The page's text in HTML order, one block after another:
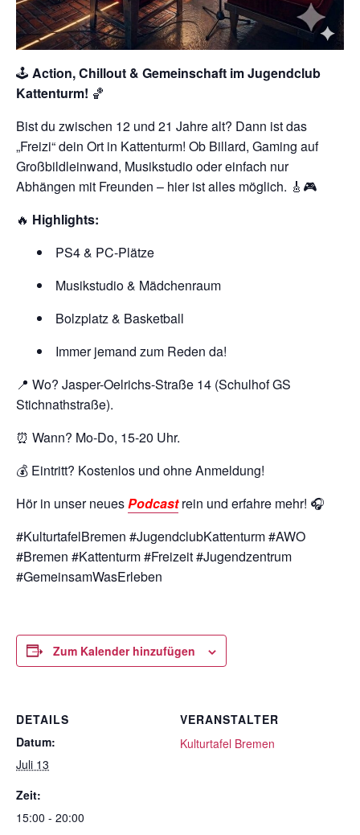
🕹️ Action, Chillout & Gemeinschaft im Jugendclub
Kattenturm! 🏀
Bist du zwischen 12 und 21 Jahre alt? Dann ist das
„Freizi“ dein Ort in Kattenturm! Ob Billard, Gaming auf
Großbildleinwand, Musikstudio oder einfach nur
Abhängen mit Freunden – hier ist alles möglich. 🎸🎮
🔥 Highlights:
PS4 & PC-Plätze
Musikstudio & Mädchenraum
Bolzplatz & Basketball
Immer jemand zum Reden da!
📍 Wo? Jasper-Oelrichs-Straße 14 (Schulhof GS
Stichnathstraße).
⏰ Wann? Mo-Do, 15-20 Uhr.
💰 Eintritt? Kostenlos und ohne Anmeldung!
Hör in unser neuesPodcast rein und erfahre mehr! 🎧
#KulturtafelBremen #JugendclubKattenturm #AWO
#Bremen #Kattenturm #Freizeit #Jugendzentrum
#GemeinsamWasErleben
Zum Kalender hinzufügen
DETAILS
Datum:
Juli 13
Zeit:
15:00 - 20:00
VERANSTALTER
Kulturtafel Bremen